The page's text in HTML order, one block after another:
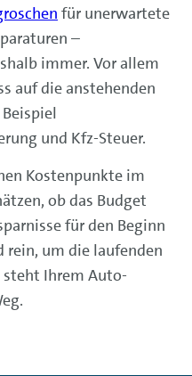
für unerwartete
–
immer. Vor allem
auf die anstehenden
und Kfz-Steuer.
Kostenpunkte im
ob das Budget
für den Beginn
rein, um die laufenden
steht Ihrem Auto-